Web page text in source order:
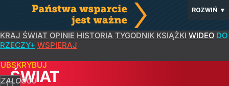
ROZWIŃ ▼
KRAJ ŚWIAT OPINIE HISTORIA TYGODNIK KSIĄŻKI WIDEO DO
RZECZY+ WSPIERAJ
ZALOGUJ
ŚWIAT